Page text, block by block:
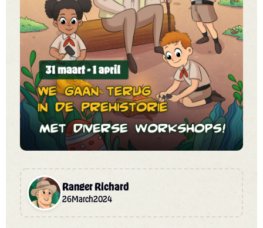
Ranger Richard
26March2024